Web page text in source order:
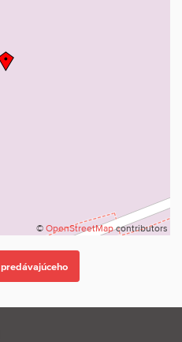
© OpenStreetMapcontributors